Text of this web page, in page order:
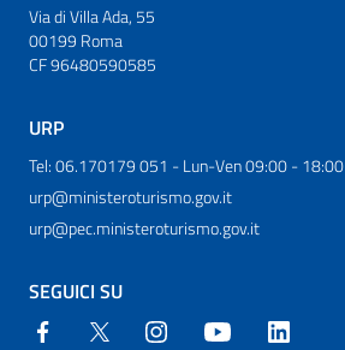
Via di Villa Ada, 55
00199 Roma
CF 96480590585
URP
Tel: 06.170179 051 - Lun-Ven 09:00 - 18:00
urp@ministeroturismo.gov.it
urp@pec.ministeroturismo.gov.it
SEGUICI SU